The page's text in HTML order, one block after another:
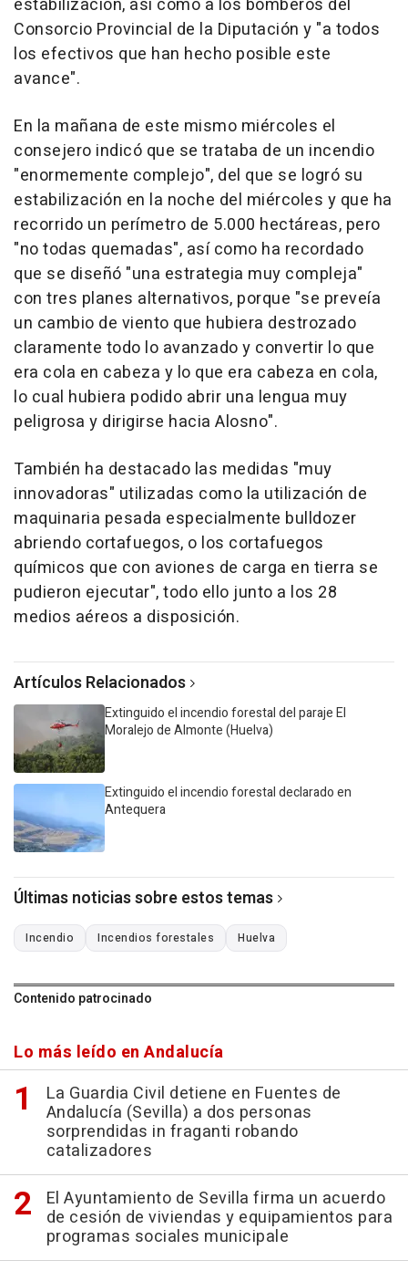
estabilización, así como a los bomberos del
Consorcio Provincial de la Diputación y "a todos
los efectivos que han hecho posible este
avance".
En la mañana de este mismo miércoles el
consejero indicó que se trataba de un incendio
"enormemente complejo", del que se logró su
estabilización en la noche del miércoles y que ha
recorrido un perímetro de 5.000 hectáreas, pero
"no todas quemadas", así como ha recordado
que se diseñó "una estrategia muy compleja"
con tres planes alternativos, porque "se preveía
un cambio de viento que hubiera destrozado
claramente todo lo avanzado y convertir lo que
era cola en cabeza y lo que era cabeza en cola,
lo cual hubiera podido abrir una lengua muy
peligrosa y dirigirse hacia Alosno".
También ha destacado las medidas "muy
innovadoras" utilizadas como la utilización de
maquinaria pesada especialmente bulldozer
abriendo cortafuegos, o los cortafuegos
químicos que con aviones de carga en tierra se
pudieron ejecutar", todo ello junto a los 28
medios aéreos a disposición.
Artículos Relacionados
Extinguido el incendio forestal del paraje El
Moralejo de Almonte (Huelva)
Extinguido el incendio forestal declarado en
Antequera
Últimas noticias sobre estos temas
Incendio Incendios forestales Huelva
Contenido patrocinado
Lo más leído en Andalucía
La Guardia Civil detiene en Fuentes de
Andalucía (Sevilla) a dos personas
sorprendidas in fraganti robando
catalizadores
El Ayuntamiento de Sevilla firma un acuerdo
de cesión de viviendas y equipamientos para
programas sociales municipale